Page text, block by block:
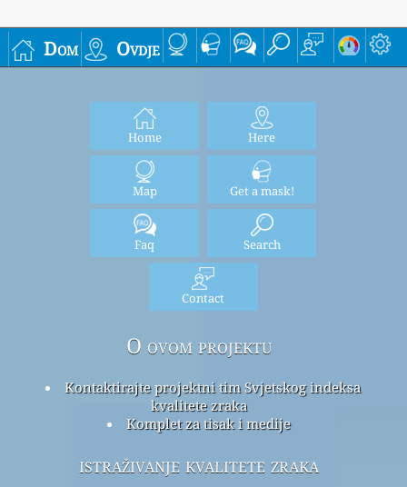
Dom Ovdje
Home Here
Map Get a mask!
Faq Search
Contact
O ovom projektu
Kontaktirajte projektni tim Svjetskog indeksa
kvalitete zraka
Komplet za tisak i medije
istraživanje kvalitete zraka